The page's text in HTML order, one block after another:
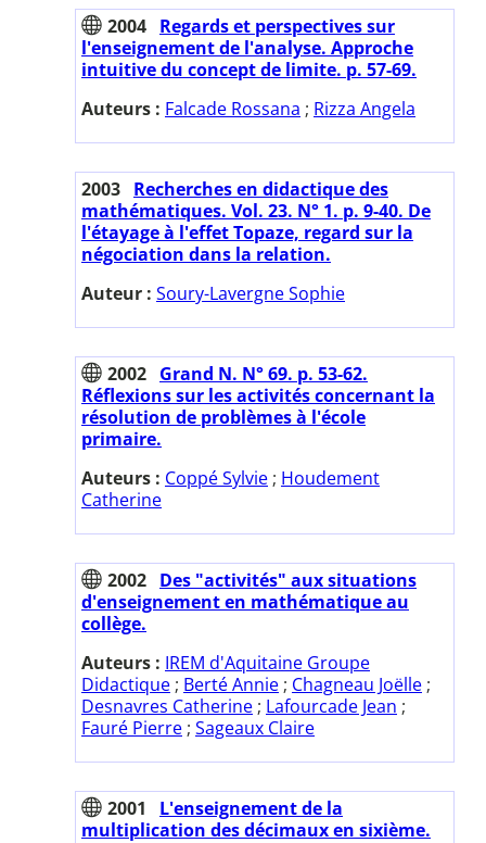
2004 Regards et perspectives sur
l'enseignement de l'analyse. Approche
intuitive du concept de limite. p. 57-69.
Auteurs : Falcade Rossana ; Rizza Angela
2003 Recherches en didactique des
mathématiques. Vol. 23. N° 1. p. 9-40. De
l'étayage à l'effet Topaze, regard sur la
négociation dans la relation.
Auteur : Soury-Lavergne Sophie
2002 Grand N. N° 69. p. 53-62.
Réflexions sur les activités concernant la
résolution de problèmes à l'école
primaire.
Auteurs : Coppé Sylvie ; Houdement
Catherine
2002 Des "activités" aux situations
d'enseignement en mathématique au
collège.
Auteurs : IREM d'Aquitaine Groupe
Didactique ; Berté Annie ; Chagneau Joëlle ;
Desnavres Catherine ; Lafourcade Jean ;
Fauré Pierre ; Sageaux Claire
2001
L'enseignement de la
multiplication des décimaux en sixième.